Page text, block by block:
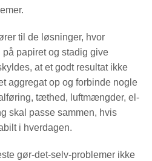
til de løsninger, hvor
papiret og stadig give
at et godt resultat ikke
aggregat op og forbinde nogle
tæthed, luftmængder, el-
skal passe sammen, hvis
i hverdagen.
gør-det-selv-problemer ikke